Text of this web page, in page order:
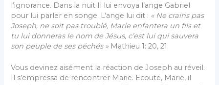
l’ignorance. Dans la nuit Il lui envoya l’ange Gabriel
pour lui parler en songe. L’ange lui dit : « Ne crains pas
Joseph, ne soit pas troublé, Marie enfantera un fils et
tu lui donneras le nom de Jésus, c’est lui qui sauvera
son peuple de ses péchés » Mathieu 1: 20, 21.
Vous devinez aisément la réaction de Joseph au réveil.
Il s’empressa de rencontrer Marie. Ecoute, Marie, il